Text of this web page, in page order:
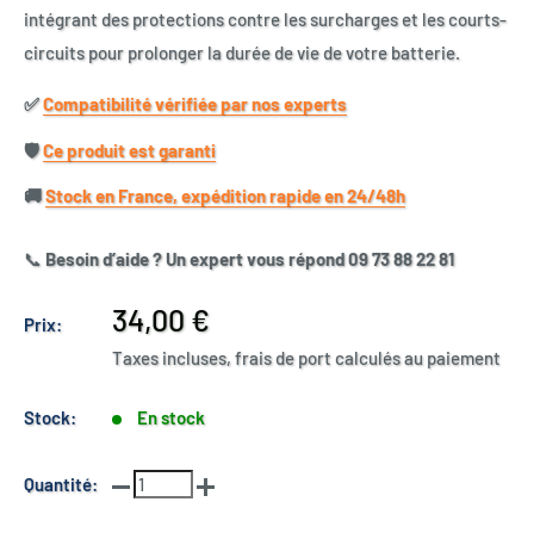
intégrant des protections contre les surcharges et les courts-
circuits pour prolonger la durée de vie de votre batterie.
✅​Compatibilité vérifiée par nos experts
🛡️​Ce produit est garanti
🚚​Stock en France, expédition rapide en 24/48h
📞 Besoin d’aide ? Un expert vous répond 09 73 88 22 81
Prix:
Prix
réduit
34,00 €
Taxes incluses, frais de port calculés au paiement
Stock: En stock
Quantité: